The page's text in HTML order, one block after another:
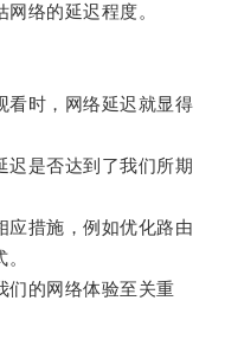
络的延迟程度。
时，网络延迟就显得
是否达到了我们所期
措施，例如优化路由
的网络体验至关重